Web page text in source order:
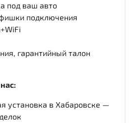
под ваш авто
подключения
гарантийный талон
установка в Хабаровске —